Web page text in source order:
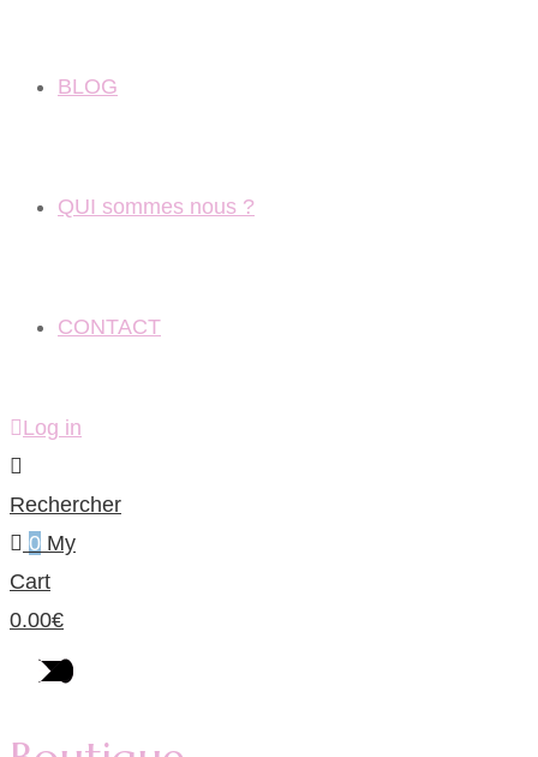
BLOG
QUI sommes nous ?
CONTACT
Log in
Rechercher
0 My
Cart
0.00€